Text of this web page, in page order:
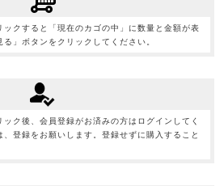
ックすると「現在のカゴの中」に数量と金額が表
」ボタンをクリックしてください。
ック後、会員登録がお済みの方はログインしてく
登録をお願いします。登録せずに購入すること